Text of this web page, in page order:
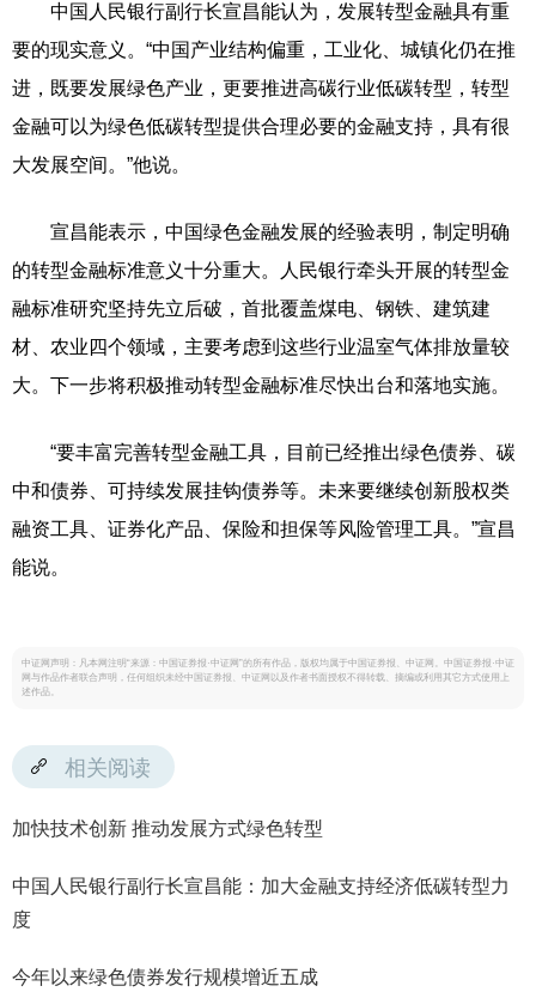
中国人民银行副行长宣昌能认为，发展转型金融具有重
要的现实意义。“中国产业结构偏重，工业化、城镇化仍在推
进，既要发展绿色产业，更要推进高碳行业低碳转型，转型
金融可以为绿色低碳转型提供合理必要的金融支持，具有很
大发展空间。”他说。
宣昌能表示，中国绿色金融发展的经验表明，制定明确
的转型金融标准意义十分重大。人民银行牵头开展的转型金
融标准研究坚持先立后破，首批覆盖煤电、钢铁、建筑建
材、农业四个领域，主要考虑到这些行业温室气体排放量较
大。下一步将积极推动转型金融标准尽快出台和落地实施。
“要丰富完善转型金融工具，目前已经推出绿色债券、碳
中和债券、可持续发展挂钩债券等。未来要继续创新股权类
融资工具、证券化产品、保险和担保等风险管理工具。”宣昌
能说。
中证网声明：凡本网注明“来源：中国证券报·中证网”的所有作品，版权均属于中国证券报、中证网。中国证券报·中证
网与作品作者联合声明，任何组织未经中国证券报、中证网以及作者书面授权不得转载、摘编或利用其它方式使用上
述作品。
相关阅读
加快技术创新 推动发展方式绿色转型
中国人民银行副行长宣昌能：加大金融支持经济低碳转型力
度
今年以来绿色债券发行规模增近五成